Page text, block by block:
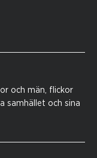
och män, flickor
samhället och sina